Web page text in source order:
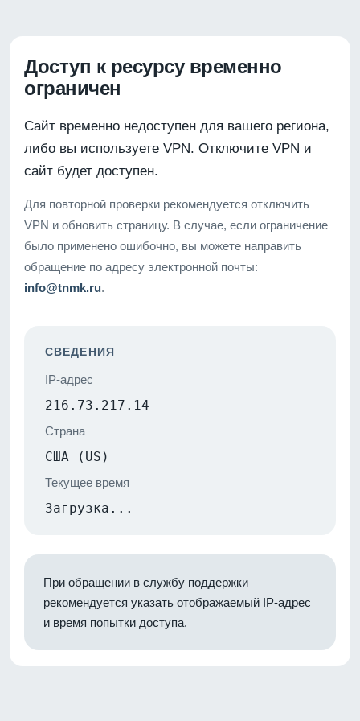
Доступ к ресурсу временно
ограничен
Сайт временно недоступен для вашего региона,
либо вы используете VPN. Отключите VPN и
сайт будет доступен.
Для повторной проверки рекомендуется отключить
VPN и обновить страницу. В случае, если ограничение
было применено ошибочно, вы можете направить
обращение по адресу электронной почты:
info@tnmk.ru.
СВЕДЕНИЯ
IP-адрес
216.73.217.14
Страна
США (US)
Текущее время
Загрузка...
При обращении в службу поддержки
рекомендуется указать отображаемый IP-адрес
и время попытки доступа.